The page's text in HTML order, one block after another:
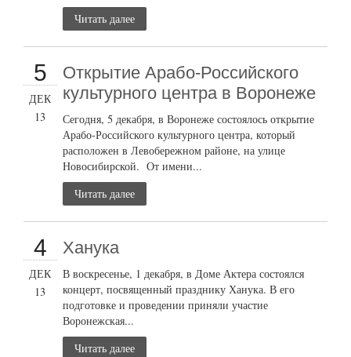
Читать далее
5
ДЕК
13
Открытие Арабо-Российского
культурного центра в Воронеже
Сегодня, 5 декабря, в Воронеже состоялось открытие
Арабо-Российского культурного центра, который
расположен в Левобережном районе, на улице
Новосибирской. От имени...
Читать далее
4
ДЕК
13
Ханука
В воскресенье, 1 декабря, в Доме Актера состоялся
концерт, посвященный празднику Ханука. В его
подготовке и проведении приняли участие
Воронежская...
Читать далее